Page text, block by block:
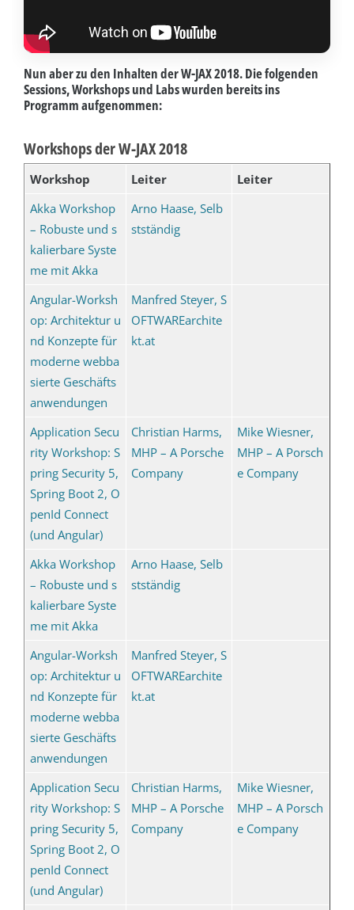
Nun aber zu den Inhalten der W-JAX 2018. Die folgenden
Sessions, Workshops und Labs wurden bereits ins
Programm aufgenommen:
Workshops der W-JAX 2018
Workshop Leiter
Leiter
Akka Workshop
– Robuste und s
kalierbare Syste
me mit Akka
Arno Haase, Selb
stständig
Angular-Worksh
op: Architektur u
nd Konzepte für
moderne webba
sierte Geschäfts
anwendungen
Manfred Steyer, S
OFTWAREarchite
kt.at
Application Secu
rity Workshop: S
pring Security 5,
Spring Boot 2, O
penId Connect
(und Angular)
Christian Harms,
MHP – A Porsche
Company
Mike Wiesner,
MHP – A Porsch
e Company
Akka Workshop
– Robuste und s
kalierbare Syste
me mit Akka
Arno Haase, Selb
stständig
Angular-Worksh
op: Architektur u
nd Konzepte für
moderne webba
sierte Geschäfts
anwendungen
Manfred Steyer, S
OFTWAREarchite
kt.at
Application Secu
rity Workshop: S
pring Security 5,
Spring Boot 2, O
penId Connect
(und Angular)
Christian Harms,
MHP – A Porsche
Company
Mike Wiesner,
MHP – A Porsch
e Company